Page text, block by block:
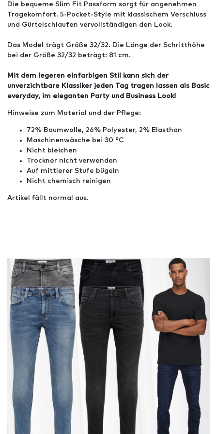
Die bequeme Slim Fit Passform sorgt für angenehmen
Tragekomfort. 5-Pocket-Style mit klassischem Verschluss
und Gürtelschlaufen vervollständigen den Look.
Das Model trägt Größe 32/32. Die Länge der Schritthöhe
bei der Größe 32/32 beträgt: 81 cm.
Mit dem legeren einfarbigen Stil kann sich der
unverzichtbare Klassiker jeden Tag tragen lassen als Basic
everyday, im eleganten Party und Business Look!
Hinweise zum Material und der Pflege:
72% Baumwolle, 26% Polyester, 2% Elasthan
Maschinenwäsche bei 30 °C
Nicht bleichen
Trockner nicht verwenden
Auf mittlerer Stufe bügeln
Nicht chemisch reinigen
Artikel fällt normal aus.